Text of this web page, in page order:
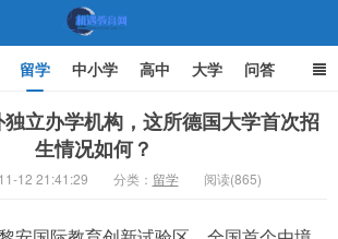
机遇教育网
留学 中小学 高中 大学 问答
立办学机构，这所德国大学首次招
生情况如何？
12 21:41:29 分类： 留学 阅读(865)